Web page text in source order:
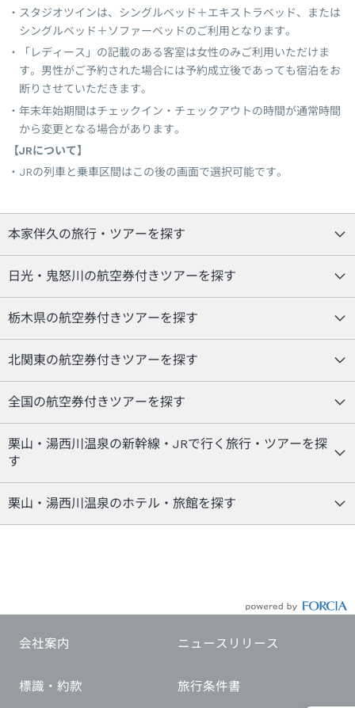
スタジオツインは、シングルベッド＋エキストラベッド、または
シングルベッド＋ソファーベッドのご利用となります。
「レディース」の記載のある客室は女性のみご利用いただけま
す。男性がご予約された場合には予約成立後であっても宿泊をお
断りさせていただきます。
年末年始期間はチェックイン・チェックアウトの時間が通常時間
から変更となる場合があります。
【JRについて】
JRの列車と乗車区間はこの後の画面で選択可能です。
本家伴久の旅行・ツアーを探す
日光・鬼怒川の航空券付きツアーを探す
栃木県の航空券付きツアーを探す
北関東の航空券付きツアーを探す
全国の航空券付きツアーを探す
栗山・湯西川温泉の新幹線・JRで行く旅行・ツアーを探
す
栗山・湯西川温泉のホテル・旅館を探す
会社案内 ニュースリリース
標識・約款 旅行条件書